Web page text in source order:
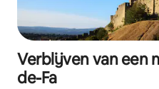
Verblijven van een
de-Fa